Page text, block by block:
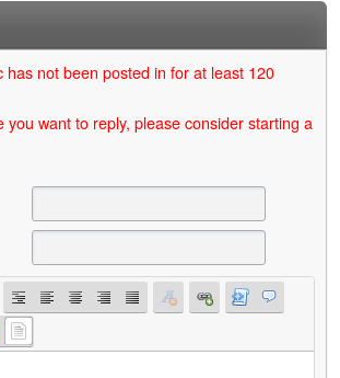
has not been posted in for at least 120
you want to reply, please consider starting a